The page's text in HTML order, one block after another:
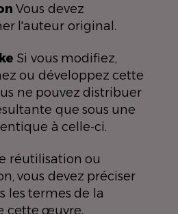
Vous devez
l'auteur original.
Si vous modifiez,
ou développez cette
ne pouvez distribuer
que sous une
à celle-ci.
réutilisation ou
vous devez préciser
les termes de la
cette œuvre.